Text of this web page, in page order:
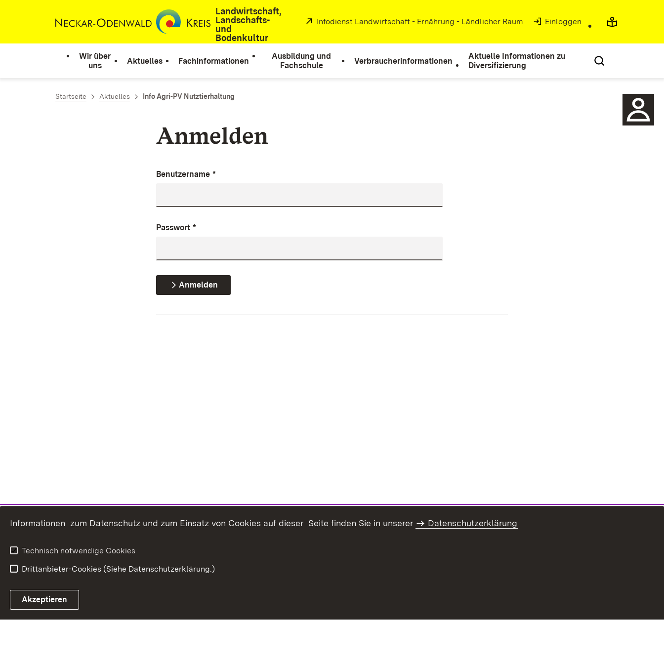
Landwirtschaft,
Landschafts-
und
Bodenkultur
Extern:
Infodienst Landwirtschaft - Ernährung - Ländlicher Raum (Öffnet in neuem Fenster)
Einloggen
Wir über
uns
Aktuelles Fachinformationen
Ausbildung und
Fachschule
Verbraucherinformationen
Aktuelle Informationen zu
Diversifizierung
Startseite Aktuelles Info Agri-PV Nutztierhaltung
Anmelden
Benutzername *
Passwort *
Anmelden
Informationen zum Datenschutz und zum Einsatz von Cookies auf dieser Seite finden Sie in unserer Datenschutzerklärung
Technisch notwendige Cookies
Drittanbieter-Cookies (Siehe Datenschutzerklärung.)
Akzeptieren